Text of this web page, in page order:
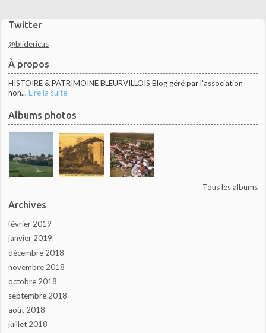
Twitter
@blidericus
À propos
HISTOIRE & PATRIMOINE BLEURVILLOIS Blog géré par l'association
non... Lire la suite
Albums photos
Tous les albums
Archives
février 2019
janvier 2019
décembre 2018
novembre 2018
octobre 2018
septembre 2018
août 2018
juillet 2018